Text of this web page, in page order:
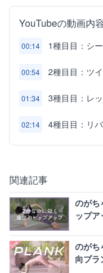
YouTubeの動画内
00:14 1種目目：シ
00:54 2種目目：ツ
01:34 3種目目：レ
02:14 4種目目：リ
関連記事
のがち
ップア
のがち
向プラ